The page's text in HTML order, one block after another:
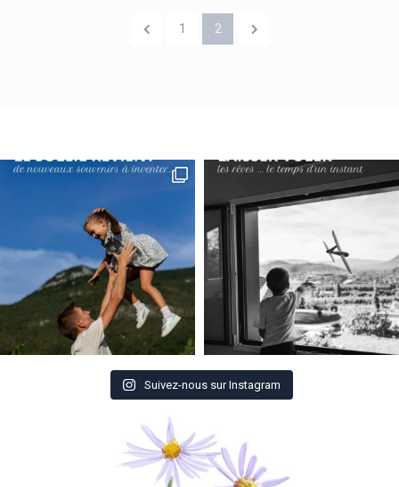
1 2
Suivez-nous sur Instagram